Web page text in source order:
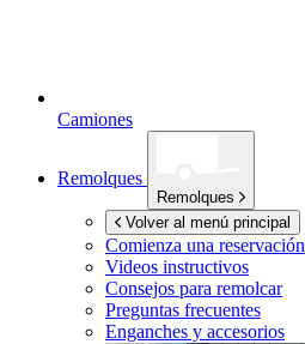
Camiones
Remolques
Remolques
Volver al menú principal
Comienza una reservación
Videos instructivos
Consejos para remolcar
Preguntas frecuentes
Enganches y accesorios